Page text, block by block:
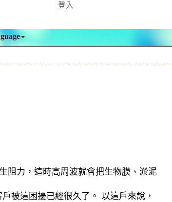
登入
阻力，這時高周波就會把生物膜、淤泥
被這困擾已經很久了。 以這戶來說，